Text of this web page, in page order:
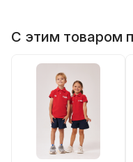
С этим товаром